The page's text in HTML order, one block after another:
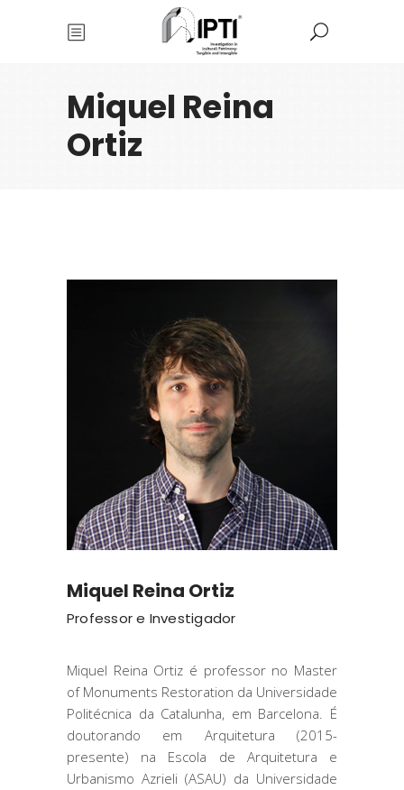
Miquel Reina
Ortiz
Miquel Reina Ortiz
Professor e Investigador
Miquel Reina Ortiz é professor no Master
of Monuments Restoration da Universidade
Politécnica da Catalunha, em Barcelona. É
doutorando em Arquitetura (2015-
presente) na Escola de Arquitetura e
Urbanismo Azrieli (ASAU) da Universidade